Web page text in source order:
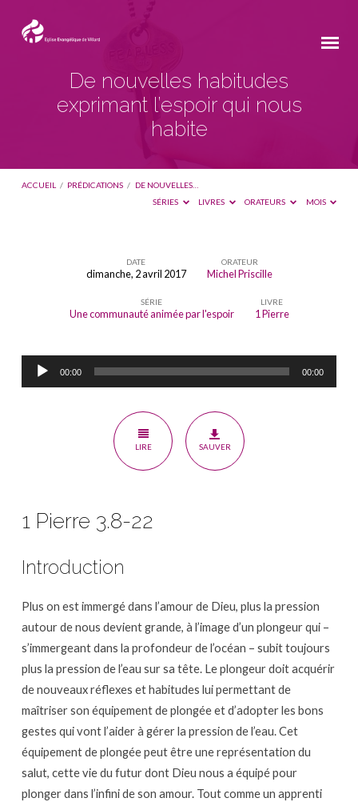
De nouvelles habitudes
exprimant l’espoir qui nous
habite
ACCUEIL / PRÉDICATIONS / DE NOUVELLES…
SÉRIES
LIVRES ORATEURS MOIS
nouvelles
exprimant
l’espoir
qui
DATE
dimanche, 2 avril 2017
ORATEUR
Michel Priscille
SÉRIE
Une communauté animée par l'espoir
LIVRE
1 Pierre
Lecteur
audio
00:00 00:00
LIRE SAUVER
1 Pierre 3.8-22
Introduction
Plus on est immergé dans l’amour de Dieu, plus la pression
autour de nous devient grande, à l’image d’un plongeur qui –
s’immergeant dans la profondeur de l’océan – subit toujours
plus la pression de l’eau sur sa tête. Le plongeur doit acquérir
de nouveaux réflexes et habitudes lui permettant de
maîtriser son équipement de plongée et d’adopter les bons
gestes qui vont l’aider à gérer la pression de l’eau. Cet
équipement de plongée peut être une représentation du
salut, cette vie du futur dont Dieu nous a équipé pour
plonger dans l’infini de son amour. Tout comme un apprenti